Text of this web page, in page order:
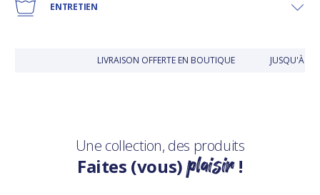
ENTRETIEN
LIVRAISON OFFERTE EN BOUTIQUE JUSQU'À 30
Une collection, des produits
Faites (vous)plaisir!